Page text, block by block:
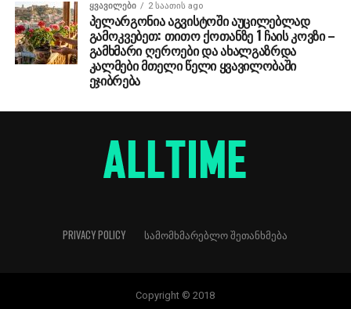
ᲧᲕᲐᲕᲘᲚᲔᲑᲘ 2 საათის ago
პელარგონია აგვისტოში აუცილებლად
გამოკვებეთ: თითო ქოთანზე 1 ჩაის კოვზი –
გამხმარი ღეროები და ახალგაზრდა
კალმები მთელი წელი ყვავილობაში
ეჯიბრება
PRIVACY POLICY ᲡᲐᲛᲝᲛᲮᲛᲐᲠᲔᲑᲚᲝ ᲨᲔᲗᲐᲜᲮᲛᲔᲑᲐ
Copyright © 2018